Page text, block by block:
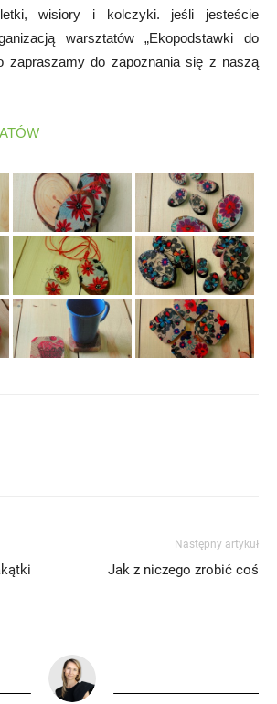
wisiory i kolczyki. jeśli jesteście
warsztatów „Ekopodstawki do
zapraszamy do zapoznania się z naszą
Następny artykuł
Jak z niczego zrobić coś